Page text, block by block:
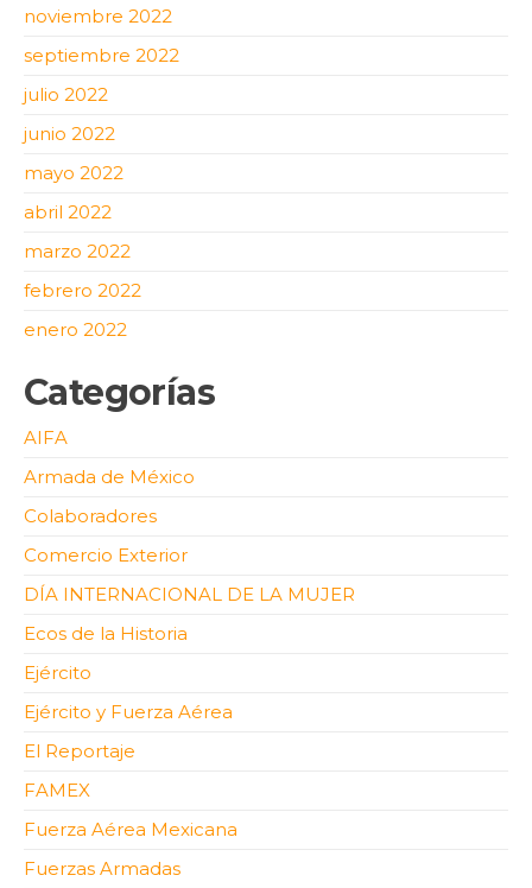
noviembre 2022
septiembre 2022
julio 2022
junio 2022
mayo 2022
abril 2022
marzo 2022
febrero 2022
enero 2022
Categorías
AIFA
Armada de México
Colaboradores
Comercio Exterior
DÍA INTERNACIONAL DE LA MUJER
Ecos de la Historia
Ejército
Ejército y Fuerza Aérea
El Reportaje
FAMEX
Fuerza Aérea Mexicana
Fuerzas Armadas